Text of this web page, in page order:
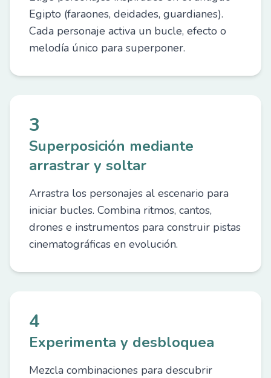
Egipto (faraones, deidades, guardianes).
Cada personaje activa un bucle, efecto o
melodía único para superponer.
3
Superposición mediante
arrastrar y soltar
Arrastra los personajes al escenario para
iniciar bucles. Combina ritmos, cantos,
drones e instrumentos para construir pistas
cinematográficas en evolución.
4
Experimenta y desbloquea
Mezcla combinaciones para descubrir